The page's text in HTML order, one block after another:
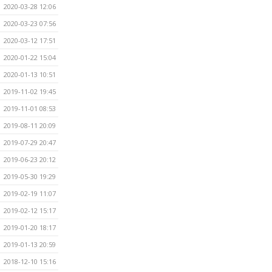
2020-03-28 12:06
2020-03-23 07:56
2020-03-12 17:51
2020-01-22 15:04
2020-01-13 10:51
2019-11-02 19:45
2019-11-01 08:53
2019-08-11 20:09
2019-07-29 20:47
2019-06-23 20:12
2019-05-30 19:29
2019-02-19 11:07
2019-02-12 15:17
2019-01-20 18:17
2019-01-13 20:59
2018-12-10 15:16